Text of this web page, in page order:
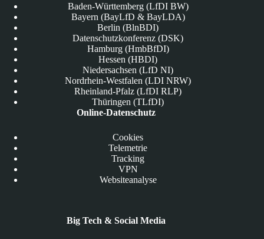
Baden-Württemberg (LfDI BW)
Bayern (BayLfD & BayLDA)
Berlin (BlnBDI)
Datenschutzkonferenz (DSK)
Hamburg (HmbBfDI)
Hessen (HBDI)
Niedersachsen (LfD NI)
Nordrhein-Westfalen (LDI NRW)
Rheinland-Pfalz (LfDI RLP)
Thüringen (TLfDI)
Online-Datenschutz
Cookies
Telemetrie
Tracking
VPN
Websiteanalyse
Big Tech & Social Media